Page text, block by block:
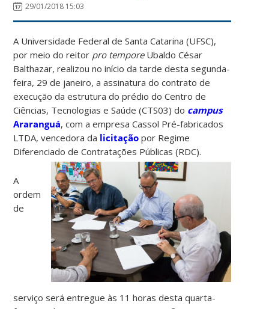
29/01/2018 15:03
A Universidade Federal de Santa Catarina (UFSC),
por meio do reitor pro temporeUbaldo César
Balthazar, realizou no início da tarde desta segunda-
feira, 29 de janeiro, a assinatura do contrato de
execução da estrutura do prédio do Centro de
Ciências, Tecnologias e Saúde (CTS03) do campus
Araranguá, com a empresa Cassol Pré-fabricados
LTDA, vencedora da licitaçãopor Regime
Diferenciado de Contratações Públicas (RDC).
A
ordem
de
serviço será entregue às 11 horas desta quarta-